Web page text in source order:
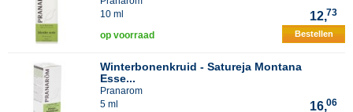
10 ml
12,73
op voorraad Bestellen
Winterbonenkruid - Satureja Montana
Esse...
Pranarom
5 ml
16,06